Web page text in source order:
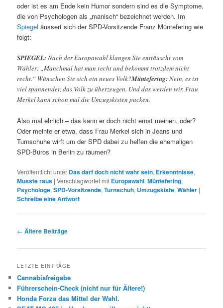
oder ist es am Ende kein Humor sondern sind es die Symptome,
die von Psychologen als „manisch“ bezeichnet werden. Im
Spiegel äussert sich der SPD-Vorsitzende Franz Müntefering wie
folgt:
SPIEGEL:Nach der Europawahl klangen Sie enttäuscht vom
Wähler: „Manchmal hat man recht und bekommt trotzdem nicht
recht.“ Wünschen Sie sich ein neues Volk?Müntefering:Nein, es ist
viel spannender, das Volk zu überzeugen. Und das werden wir. Frau
Merkel kann schon mal die Umzugskisten packen.
Also mal ehrlich – das kann er doch nicht ernst meinen, oder?
Oder meinte er etwa, dass Frau Merkel sich in Jeans und
Turnschuhe wirft um der SPD dabei zu helfen die ehemaligen
SPD-Büros in Berlin zu räumen?
Veröffentlicht unter Das darf doch nicht wahr sein, Erkenntnisse,
Musste raus |Verschlagwortet mit Europawahl,Müntefering,
Psychologe,SPD-Vorsitzende,Turnschuh, Umzugskiste,Wähler |
Schreibe eine Antwort
Beitrags-
← Ältere Beiträge
LETZTE EINTRÄGE
Cannabisfreigabe
Führerschein-Check (nicht nur für Ältere!)
Honda Forza das Mittel der Wahl.